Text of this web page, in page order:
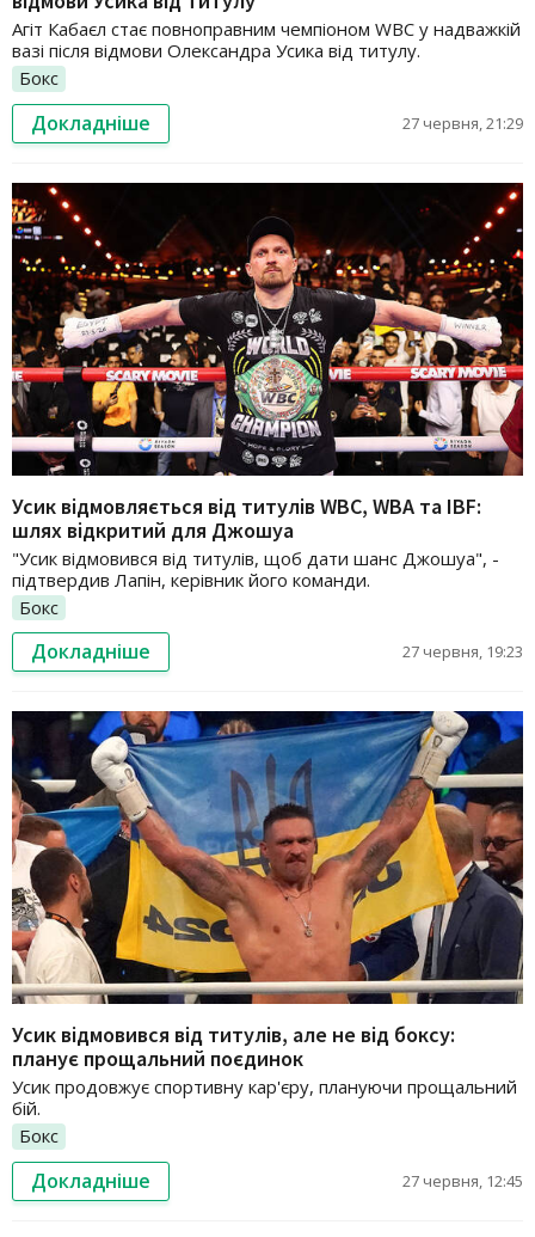
Агіт Кабаєл стає повноправним чемпіоном WBC у надважкій
вазі після відмови Олександра Усика від титулу.
Бокс
Докладніше 27 червня, 21:29
Усик відмовляється від титулів WBC, WBA та IBF:
шлях відкритий для Джошуа
"Усик відмовився від титулів, щоб дати шанс Джошуа", -
підтвердив Лапін, керівник його команди.
Бокс
Докладніше 27 червня, 19:23
Усик відмовився від титулів, але не від боксу:
планує прощальний поєдинок
Усик продовжує спортивну кар'єру, плануючи прощальний
бій.
Бокс
Докладніше 27 червня, 12:45